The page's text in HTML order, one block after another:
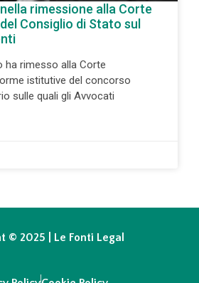
rimessione alla Corte
Consiglio di Stato sul
ha rimesso alla Corte
istitutive del concorso
sulle quali gli Avvocati
© 2025 | Le Fonti Legal